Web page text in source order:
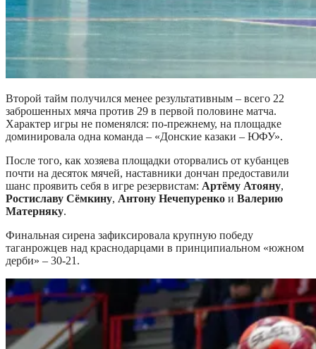
Второй тайм получился менее результативным – всего 22
заброшенных мяча против 29 в первой половине матча.
Характер игры не поменялся: по-прежнему, на площадке
доминировала одна команда – «Донские казаки – ЮФУ».
После того, как хозяева площадки оторвались от кубанцев
почти на десяток мячей, наставники дончан предоставили
шанс проявить себя в игре резервистам: Артёму Атояну,
Ростиславу Сёмкину, Антону Нечепуренко и Валерию
Матерняку.
Финальная сирена зафиксировала крупную победу
таганрожцев над краснодарцами в принципиальном «южном
дерби» – 30-21.